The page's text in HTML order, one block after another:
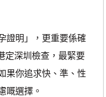
明」，更重要係確
定深圳檢查，最緊要
果你追求快、準、性
嘅選擇。